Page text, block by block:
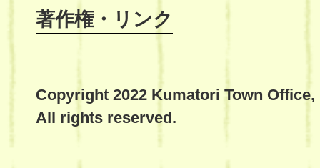
著作権・リンク
Copyright 2022 Kumatori Town Office,
All rights reserved.